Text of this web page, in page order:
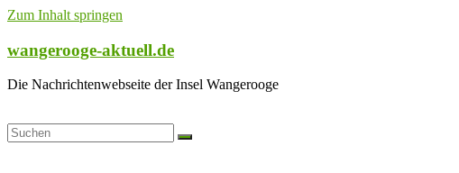
Zum Inhalt springen
wangerooge-aktuell.de
Die Nachrichtenwebseite der Insel Wangerooge